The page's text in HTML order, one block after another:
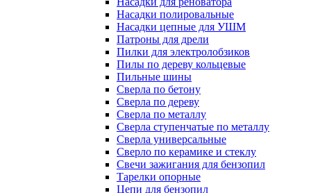
Насадки полировальные
Насадки цепные для УШМ
Патроны для дрели
Пилки для электролобзиков
Пилы по дереву кольцевые
Пильные шины
Сверла по бетону
Сверла по дереву
Сверла по металлу
Сверла ступенчатые по металлу
Сверла универсальные
Сверло по керамике и стеклу
Свечи зажигания для бензопил
Тарелки опорные
Цепи для бензопил